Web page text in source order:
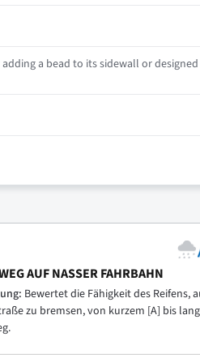
a bead to its sidewall or
AUF NASSER FAHRBAHN
Bewertet die Fähigkeit des Reifens,
zu bremsen, von kurzem [A] bis